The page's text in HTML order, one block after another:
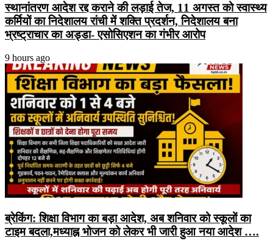
स्थानांतरण आदेश रद्द कराने की लड़ाई तेज, 11 अगस्त को स्वास्थ्य
कर्मियों का निदेशालय रांची में शक्ति प्रदर्शन, निदेशालय बना
भ्रष्ट्राचार का अड्डा- एसोसिएशन का गंभीर आरोप
9 hours ago
ब्रेकिंग: शिक्षा विभाग का बड़ा आदेश, अब शनिवार को स्कूलों का
टाइम बदला,मध्याह्न भोजन को लेकर भी जारी हुआ नया आदेश ….